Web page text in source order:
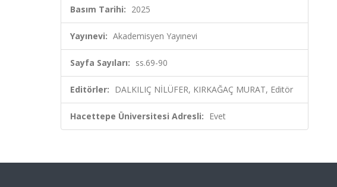
Basım Tarihi: 2025
Yayınevi: Akademisyen Yayınevi
Sayfa Sayıları: ss.69-90
Editörler: DALKILIÇ NİLÜFER, KIRKAĞAÇ MURAT, Editör
Hacettepe Üniversitesi Adresli: Evet